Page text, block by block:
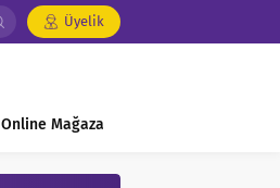
Üyelik
Online Mağaza